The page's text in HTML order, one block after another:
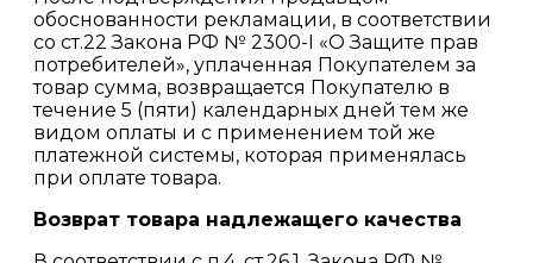
обоснованности рекламации, в соответствии
со ст.22 Закона РФ № 2300-I «О Защите прав
потребителей», уплаченная Покупателем за
товар сумма, возвращается Покупателю в
течение 5 (пяти) календарных дней тем же
видом оплаты и с применением той же
платежной системы, которая применялась
при оплате товара.
Возврат товара надлежащего качества